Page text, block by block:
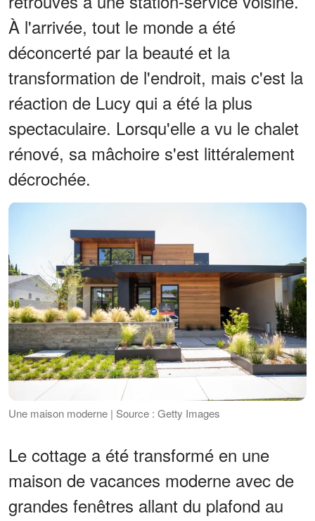
À l'arrivée, tout le monde a été
déconcerté par la beauté et la
transformation de l'endroit, mais c'est la
réaction de Lucy qui a été la plus
spectaculaire. Lorsqu'elle a vu le chalet
rénové, sa mâchoire s'est littéralement
décrochée.
Une maison moderne | Source : Getty Images
Le cottage a été transformé en une
maison de vacances moderne avec de
grandes fenêtres allant du plafond au